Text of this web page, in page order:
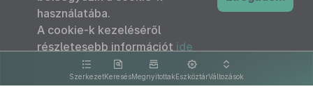
SzerkezetKeresésMegnyitottakEszköztárVáltozások
használatába.
A cookie-k kezeléséről
részletesebb információt ide
kattintva olvashat.